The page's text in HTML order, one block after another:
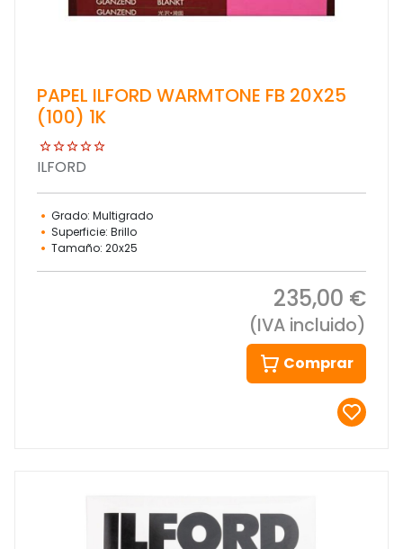
PAPEL ILFORD WARMTONE FB 20X25
(100) 1K
ILFORD
Grado: Multigrado
Superficie: Brillo
Tamaño: 20x25
235,00 €
(IVA incluido)
Comprar